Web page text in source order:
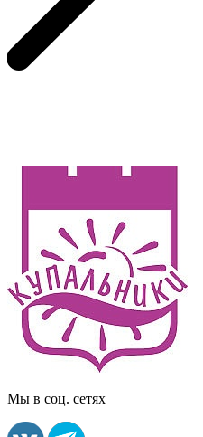
Мы в соц. сетях